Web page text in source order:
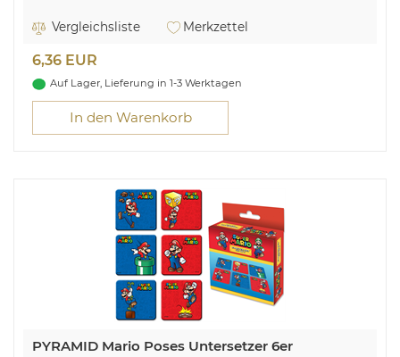
Vergleichsliste Merkzettel
6,36 EUR
Auf Lager, Lieferung in 1-3 Werktagen
In den Warenkorb
PYRAMID Mario Poses Untersetzer 6er